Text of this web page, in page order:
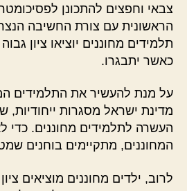
צבאי וחפצים להתכונן
הראשונית עם צורת החשיבה
תלמידים מחוננים יוציאו ציון
כאשר יתבגרו.
על מנת להעשיר את התלמידים
מדינת ישראל מסגרות ייחודיות,
העשרה לתלמידים מחוננים. כדי
המחוננים, מתקיימים בוחנים
לרוב, ילדים מחוננים מוציאים